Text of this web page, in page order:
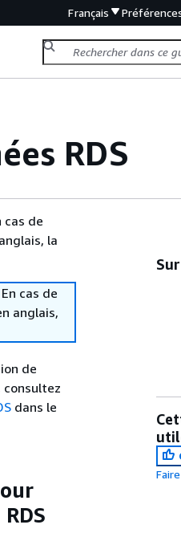
Français
RDS
de
la
cas de
anglais,
de
dans le